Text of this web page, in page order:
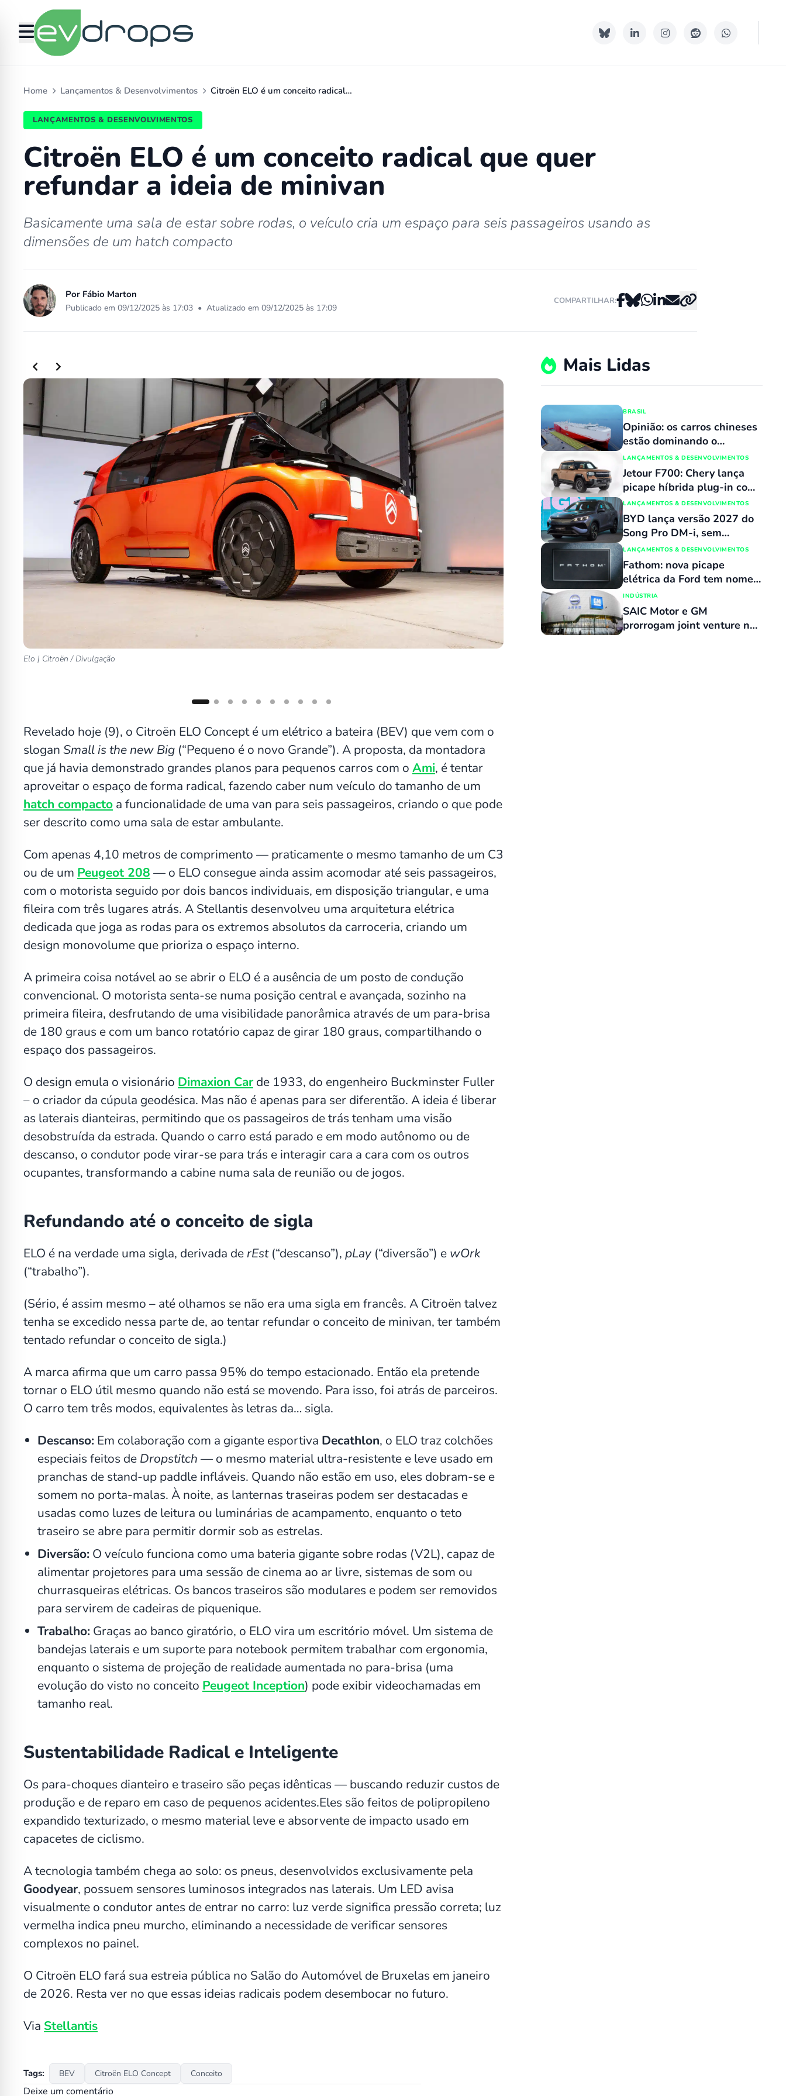
Home Lançamentos & Desenvolvimentos Citroën ELO é um conceito radical…
LANÇAMENTOS & DESENVOLVIMENTOS
Citroën ELO é um conceito radical que quer
refundar a ideia de minivan
Basicamente uma sala de estar sobre rodas, o veículo cria um espaço para seis passageiros usando as
dimensões de um hatch compacto
Por Fábio Marton
Publicado em 09/12/2025 às 17:03 • Atualizado em 09/12/2025 às 17:09
COMPARTILHAR:
Elo | Citroën / Divulgação
Revelado hoje (9), o Citroën ELO Concept é um elétrico a bateira (BEV) que vem com o
slogan Small is the new Big (“Pequeno é o novo Grande”). A proposta, da montadora
que já havia demonstrado grandes planos para pequenos carros com o Ami, é tentar
aproveitar o espaço de forma radical, fazendo caber num veículo do tamanho de um
hatch compacto a funcionalidade de uma van para seis passageiros, criando o que pode
ser descrito como uma sala de estar ambulante.
Com apenas 4,10 metros de comprimento — praticamente o mesmo tamanho de um C3
ou de um Peugeot 208 — o ELO consegue ainda assim acomodar até seis passageiros,
com o motorista seguido por dois bancos individuais, em disposição triangular, e uma
fileira com três lugares atrás. A Stellantis desenvolveu uma arquitetura elétrica
dedicada que joga as rodas para os extremos absolutos da carroceria, criando um
design monovolume que prioriza o espaço interno.
A primeira coisa notável ao se abrir o ELO é a ausência de um posto de condução
convencional. O motorista senta-se numa posição central e avançada, sozinho na
primeira fileira, desfrutando de uma visibilidade panorâmica através de um para-brisa
de 180 graus e com um banco rotatório capaz de girar 180 graus, compartilhando o
espaço dos passageiros.
O design emula o visionário Dimaxion Carde 1933, do engenheiro Buckminster Fuller
– o criador da cúpula geodésica. Mas não é apenas para ser diferentão. A ideia é liberar
as laterais dianteiras, permitindo que os passageiros de trás tenham uma visão
desobstruída da estrada. Quando o carro está parado e em modo autônomo ou de
descanso, o condutor pode virar-se para trás e interagir cara a cara com os outros
ocupantes, transformando a cabine numa sala de reunião ou de jogos.
Refundando até o conceito de sigla
ELO é na verdade uma sigla, derivada de rEst(“descanso”), pLay (“diversão”) e wOrk
(“trabalho”).
(Sério, é assim mesmo – até olhamos se não era uma sigla em francês. A Citroën talvez
tenha se excedido nessa parte de, ao tentar refundar o conceito de minivan, ter também
tentado refundar o conceito de sigla.)
A marca afirma que um carro passa 95% do tempo estacionado. Então ela pretende
tornar o ELO útil mesmo quando não está se movendo. Para isso, foi atrás de parceiros.
O carro tem três modos, equivalentes às letras da… sigla.
Descanso: Em colaboração com a gigante esportiva Decathlon, o ELO traz colchões
especiais feitos de Dropstitch — o mesmo material ultra-resistente e leve usado em
pranchas de stand-up paddle infláveis. Quando não estão em uso, eles dobram-se e
somem no porta-malas. À noite, as lanternas traseiras podem ser destacadas e
usadas como luzes de leitura ou luminárias de acampamento, enquanto o teto
traseiro se abre para permitir dormir sob as estrelas.
Diversão: O veículo funciona como uma bateria gigante sobre rodas (V2L), capaz de
alimentar projetores para uma sessão de cinema ao ar livre, sistemas de som ou
churrasqueiras elétricas. Os bancos traseiros são modulares e podem ser removidos
para servirem de cadeiras de piquenique.
Trabalho: Graças ao banco giratório, o ELO vira um escritório móvel. Um sistema de
bandejas laterais e um suporte para notebook permitem trabalhar com ergonomia,
enquanto o sistema de projeção de realidade aumentada no para-brisa (uma
evolução do visto no conceito Peugeot Inception) pode exibir videochamadas em
tamanho real.
Sustentabilidade Radical e Inteligente
Os para-choques dianteiro e traseiro são peças idênticas — buscando reduzir custos de
produção e de reparo em caso de pequenos acidentes.Eles são feitos de polipropileno
expandido texturizado, o mesmo material leve e absorvente de impacto usado em
capacetes de ciclismo.
A tecnologia também chega ao solo: os pneus, desenvolvidos exclusivamente pela
Goodyear, possuem sensores luminosos integrados nas laterais. Um LED avisa
visualmente o condutor antes de entrar no carro: luz verde significa pressão correta; luz
vermelha indica pneu murcho, eliminando a necessidade de verificar sensores
complexos no painel.
O Citroën ELO fará sua estreia pública no Salão do Automóvel de Bruxelas em janeiro
de 2026. Resta ver no que essas ideias radicais podem desembocar no futuro.
Via Stellantis
Tags: BEV Citroën ELO Concept Conceito
Deixe um comentário
Mais Lidas
BRASIL
Opinião: os carros chineses
estão dominando o
mercado porque
simplesmente não têm
concorrentes
LANÇAMENTOS & DESENVOLVIMENTOS
Jetour F700: Chery lança
picape híbrida plug-in com
capacidade de atravessar
trechos alagados de até 90
cm
LANÇAMENTOS & DESENVOLVIMENTOS
BYD lança versão 2027 do
Song Pro DM-i, sem
reajuste de preços, com
várias atualizações e agora
flex
LANÇAMENTOS & DESENVOLVIMENTOS
Fathom: nova picape
elétrica da Ford tem nome
revelado e custará o mesmo
que uma Maverick
INDÚSTRIA
SAIC Motor e GM
prorrogam joint venture na